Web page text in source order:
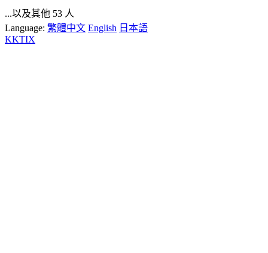
...以及其他 53 人
Language: 繁體中文 English 日本語
KKTIX